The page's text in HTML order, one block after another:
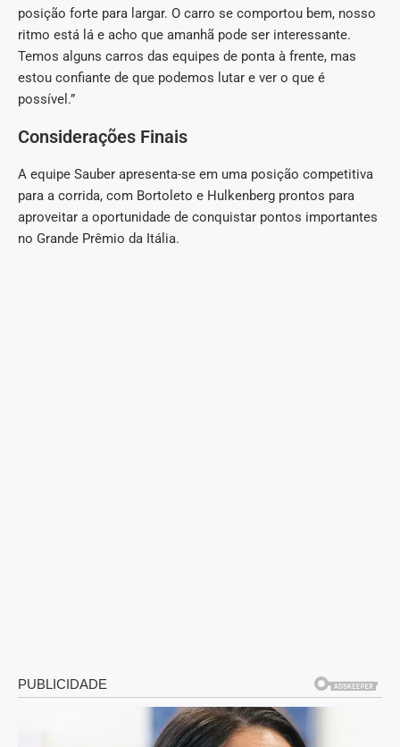
posição forte para largar. O carro se comportou bem, nosso
ritmo está lá e acho que amanhã pode ser interessante.
Temos alguns carros das equipes de ponta à frente, mas
estou confiante de que podemos lutar e ver o que é
possível.”
Considerações Finais
A equipe Sauber apresenta-se em uma posição competitiva
para a corrida, com Bortoleto e Hulkenberg prontos para
aproveitar a oportunidade de conquistar pontos importantes
no Grande Prêmio da Itália.